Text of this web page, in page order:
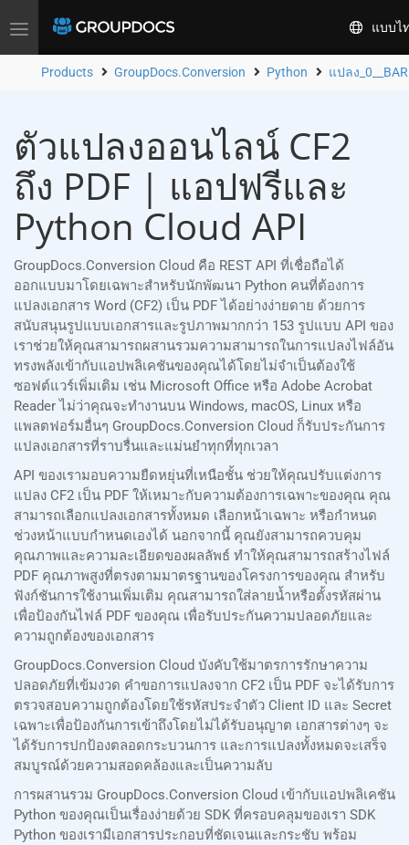
Toggle
แบบไ
Products GroupDocs.Conversion Python แปลง
ตัวแปลงออนไลน์ CF2
ถึง PDF | แอปฟรีและ
Python Cloud API
GroupDocs.Conversion Cloud คือ REST API ที่เชื่อถือได้
ออกแบบมาโดยเฉพาะสำหรับนักพัฒนา Python คนที่ต้องการ
แปลงเอกสาร Word (CF2) เป็น PDF ได้อย่างง่ายดาย ด้วยการ
สนับสนุนรูปแบบเอกสารและรูปภาพมากกว่า 153 รูปแบบ API ของ
เราช่วยให้คุณสามารถผสานรวมความสามารถในการแปลงไฟล์อัน
ทรงพลังเข้ากับแอปพลิเคชันของคุณได้โดยไม่จำเป็นต้องใช้
ซอฟต์แวร์เพิ่มเติม เช่น Microsoft Office หรือ Adobe Acrobat
Reader ไม่ว่าคุณจะทำงานบน Windows, macOS, Linux หรือ
แพลตฟอร์มอื่นๆ GroupDocs.Conversion Cloud ก็รับประกันการ
แปลงเอกสารที่ราบรื่นและแม่นยำทุกที่ทุกเวลา
API ของเรามอบความยืดหยุ่นที่เหนือชั้น ช่วยให้คุณปรับแต่งการ
แปลง CF2 เป็น PDF ให้เหมาะกับความต้องการเฉพาะของคุณ คุณ
สามารถเลือกแปลงเอกสารทั้งหมด เลือกหน้าเฉพาะ หรือกำหนด
ช่วงหน้าแบบกำหนดเองได้ นอกจากนี้ คุณยังสามารถควบคุม
คุณภาพและความละเอียดของผลลัพธ์ ทำให้คุณสามารถสร้างไฟล์
PDF คุณภาพสูงที่ตรงตามมาตรฐานของโครงการของคุณ สำหรับ
ฟังก์ชันการใช้งานเพิ่มเติม คุณสามารถใส่ลายน้ำหรือตั้งรหัสผ่าน
เพื่อป้องกันไฟล์ PDF ของคุณ เพื่อรับประกันความปลอดภัยและ
ความถูกต้องของเอกสาร
GroupDocs.Conversion Cloud บังคับใช้มาตรการรักษาความ
ปลอดภัยที่เข้มงวด คำขอการแปลงจาก CF2 เป็น PDF จะได้รับการ
ตรวจสอบความถูกต้องโดยใช้รหัสประจำตัว Client ID และ Secret
เฉพาะเพื่อป้องกันการเข้าถึงโดยไม่ได้รับอนุญาต เอกสารต่างๆ จะ
ได้รับการปกป้องตลอดกระบวนการ และการแปลงทั้งหมดจะเสร็จ
สมบูรณ์ด้วยความสอดคล้องและเป็นความลับ
การผสานรวม GroupDocs.Conversion Cloud เข้ากับแอปพลิเคชัน
Python ของคุณเป็นเรื่องง่ายด้วย SDK ที่ครอบคลุมของเรา SDK
Python ของเรามีเอกสารประกอบที่ชัดเจนและกระชับ พร้อม